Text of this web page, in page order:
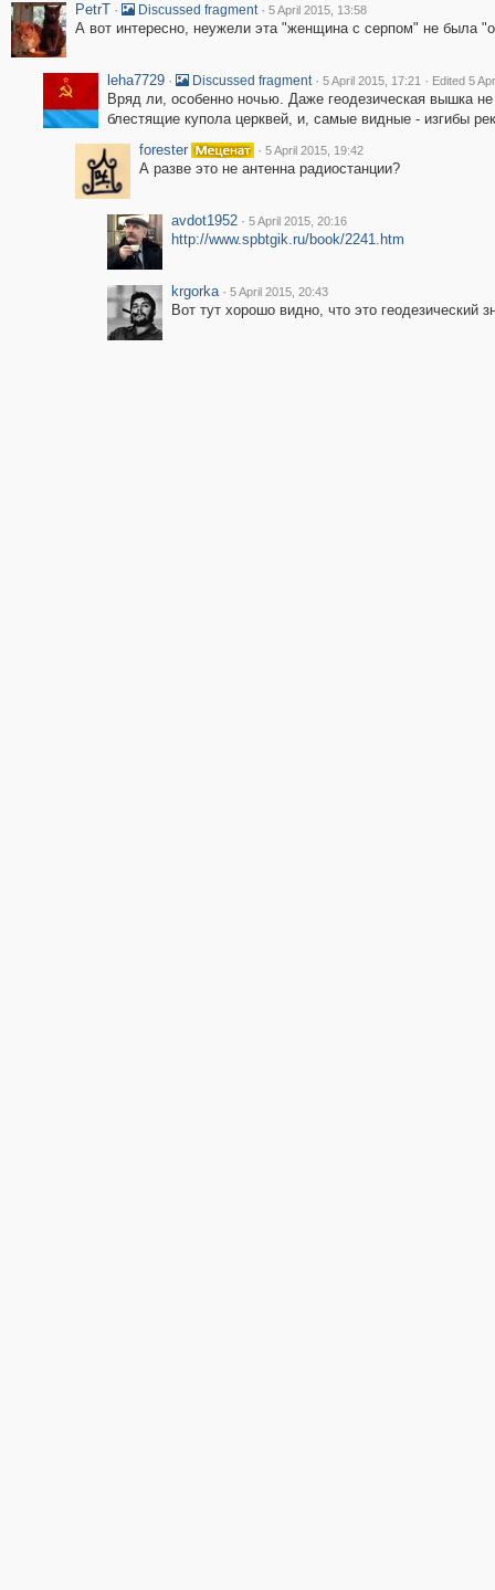
PetrT · Discussed fragment · 5 April 2015, 13:58
А вот интересно, неужели эта "женщина с серпом" не была
leha7729 · Discussed fragment · 5 April 2015, 17:21 · Edited 5
Вряд ли, особенно ночью. Даже геодезическая вышка
блестящие купола церквей, и, самые видные - изгибы
forester
· 5 April 2015, 19:42
А разве это не антенна радиостанции?
avdot1952 · 5 April 2015, 20:16
http://www.spbtgik.ru/book/2241.htm
krgorka · 5 April 2015, 20:43
Вот тут хорошо видно, что это геодезический